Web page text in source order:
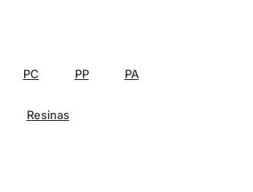
PC PP
PA
Resinas